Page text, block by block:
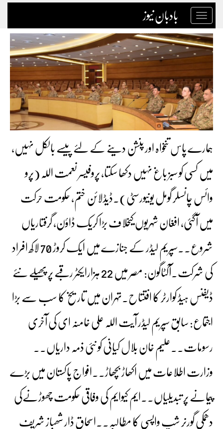
Toggle
navigationبادبان نیوز
ہمارے پاس تنخواہ اور پنشن دینے کے لئے پیسے بالکل نہیں،
میں کسی کو سبز باغ نہیں دکھا سکتا، پروفیسر نعمت اللہ (پرو
وائس چانسلر گومل یونیورسٹی)۔ڈیڈلائن ختم، حکومت حرکت
میں آگئی، افغان شہریوں کیخلاف بڑا کریک ڈاؤن، گرفتاریاں
شروع۔۔سپریم لیڈر کے جنازے میں ایک کروڑ 70 لاکھ افراد
کی شرکت۔آکٹاگون: مصر میں 22 ہزارایکٹر رقبے پر پھیلے نئے
ڈیفنس ہیڈ کوارٹر کا افتتاح۔تہران میں تاریخ کا سب سے بڑا
اجتماع: سابق سپریم لیڈر آیت اللہ علی خامنہ ای کی آخری
رسومات۔۔علیم خان بلال کیانی کو نئی ذمہ داریاں۔۔
وزارت اطلاعات میں اکھاڑ بچھاڑ۔۔افواج پاکستان میں بڑے
پیمانے پر تبدیلیاں۔۔ایم کیوایم کی وفاقی حکومت چھوڑنےکی
دھمکی گورنر شپ واپسی کا مطالبہ۔۔اسحاق ڈار شھباز شریف